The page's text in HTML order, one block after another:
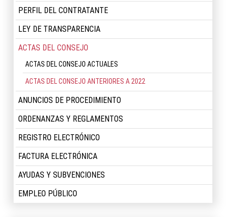
PERFIL DEL CONTRATANTE
LEY DE TRANSPARENCIA
ACTAS DEL CONSEJO
ACTAS DEL CONSEJO ACTUALES
ACTAS DEL CONSEJO ANTERIORES A 2022
ANUNCIOS DE PROCEDIMIENTO
ORDENANZAS Y REGLAMENTOS
REGISTRO ELECTRÓNICO
FACTURA ELECTRÓNICA
AYUDAS Y SUBVENCIONES
EMPLEO PÚBLICO